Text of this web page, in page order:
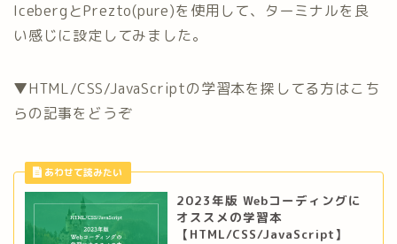
IcebergとPrezto(pure)を使用して、ターミナルを良
い感じに設定してみました。
▼HTML/CSS/JavaScriptの学習本を探してる方はこち
らの記事をどうぞ
2023年版 Webコーディングに
オススメの学習本
【HTML/CSS/JavaScript】